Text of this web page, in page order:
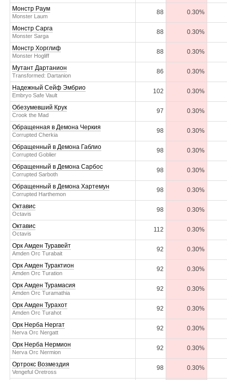
Монстр Раум
Monster Laum
88 0.30%
Монстр Сарга
Monster Sarga
88 0.30%
Монстр Хорглиф
Monster Hogliff
88 0.30%
Мутант Дартанион
Transformed: Dartanion
86 0.30%
Надежный Сейф Эмбрио
Embryo Safe Vault
102 0.30%
Обезумевший Крук
Crook the Mad
97 0.30%
Обращенная в Демона Черкия
Corrupted Cherkia
98 0.30%
Обращенный в Демона Габлио
Corrupted Goblier
98 0.30%
Обращенный в Демона Сарбос
Corrupted Sarboth
98 0.30%
Обращенный в Демона Хартемун
Corrupted Harthemon
98 0.30%
Октавис
Octavis
98 0.30%
Октавис
Octavis
112 0.30%
Орк Амден Туравейт
Amden Orc Turabait
92 0.30%
Орк Амден Турактион
Amden Orc Turation
92 0.30%
Орк Амден Турамасия
Amden Orc Turamathia
92 0.30%
Орк Амден Турахот
Amden Orc Turahot
92 0.30%
Орк Нерба Нергат
Nerva Orc Nergatt
92 0.30%
Орк Нерба Нермион
Nerva Orc Nermion
92 0.30%
Ортрокс Возмездия
Vengeful Oretross
98 0.30%